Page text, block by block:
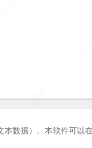
数据）。本软件可以